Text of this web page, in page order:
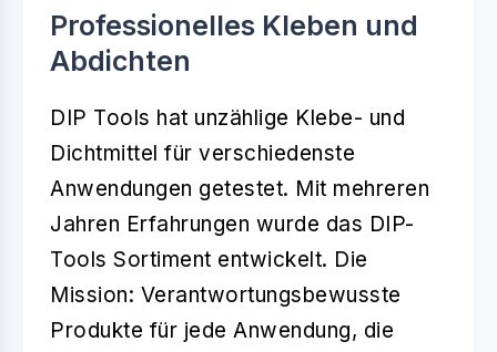
Professionelles Kleben und
Abdichten
DIP Tools hat unzählige Klebe- und
Dichtmittel für verschiedenste
Anwendungen getestet. Mit mehreren
Jahren Erfahrungen wurde das DIP-
Tools Sortiment entwickelt. Die
Mission: Verantwortungsbewusste
Produkte für jede Anwendung, die